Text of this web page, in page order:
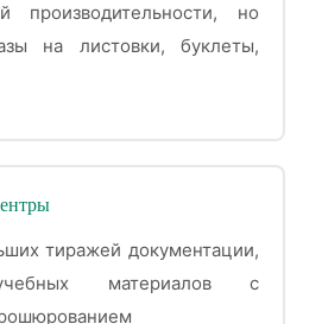
производительности, но
на листовки, буклеты,
тиражей документации,
материалов с